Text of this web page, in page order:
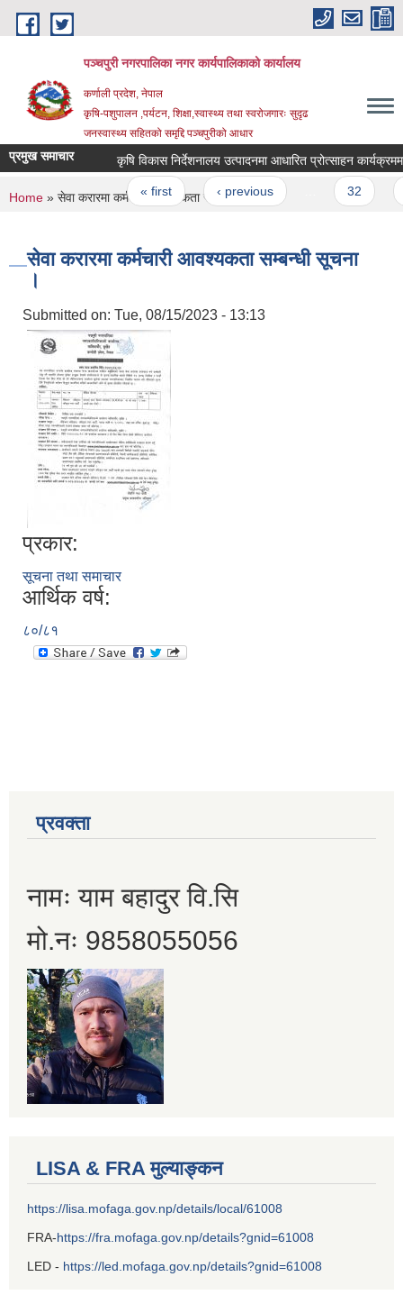
Skip to main content
पञ्चपुरी नगरपालिका नगर कार्यपालिकाको कार्यालय
कर्णाली प्रदेश, नेपाल
कृषि-पशुपालन ,पर्यटन, शिक्षा,स्वास्थ्य तथा स्वरोजगारः सुदृढ
जनस्वास्थ्य सहितको समृद्दि पञ्चपुरीको आधार
प्रमुख समाचार कृषि विकास निर्देशनालय उत्पादनमा आधारित प्रोत्साहन
Pages
« first ‹ previous
You are here
Home » सेवा करारमा कर्मचारी आवश्यकता सम्बन्धी सूचना ।
सेवा करारमा कर्मचारी आवश्यकता सम्बन्धी सूचना
।
Submitted on: Tue, 08/15/2023 - 13:13
प्रकार:
सूचना तथा समाचार
आर्थिक वर्ष:
८०/८१
प्रवक्ता
नामः याम बहादुर वि.सि
मो.नः 9858055056
LISA & FRA मुल्याङ्कन
https://lisa.mofaga.gov.np/details/local/61008
FRA-https://fra.mofaga.gov.np/details?gnid=61008
LED - https://led.mofaga.gov.np/details?gnid=61008